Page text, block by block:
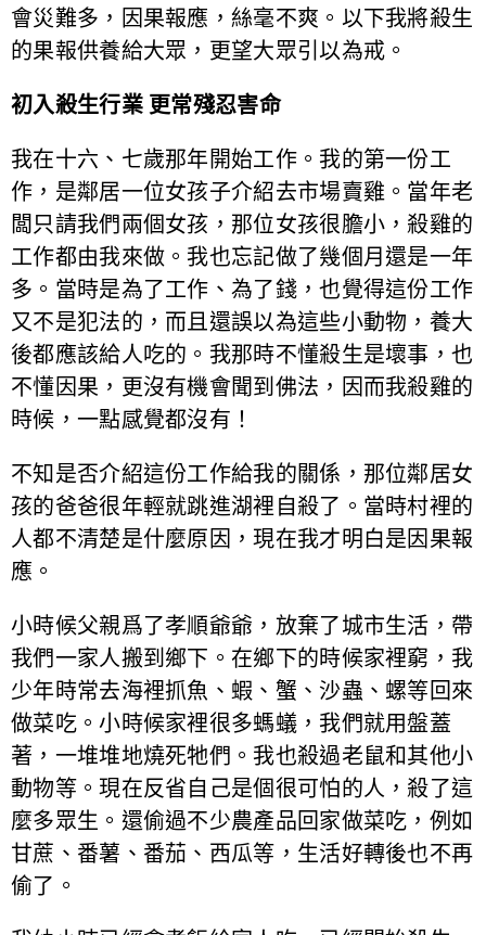
會災難多，因果報應，絲毫不爽。以下我將殺生
的果報供養給大眾，更望大眾引以為戒。
初入殺生行業 更常殘忍害命
我在十六、七歲那年開始工作。我的第一份工
作，是鄰居一位女孩子介紹去市場賣雞。當年老
闆只請我們兩個女孩，那位女孩很膽小，殺雞的
工作都由我來做。我也忘記做了幾個月還是一年
多。當時是為了工作、為了錢，也覺得這份工作
又不是犯法的，而且還誤以為這些小動物，養大
後都應該給人吃的。我那時不懂殺生是壞事，也
不懂因果，更沒有機會聞到佛法，因而我殺雞的
時候，一點感覺都沒有！
不知是否介紹這份工作給我的關係，那位鄰居女
孩的爸爸很年輕就跳進湖裡自殺了。當時村裡的
人都不清楚是什麼原因，現在我才明白是因果報
應。
小時候父親爲了孝順爺爺，放棄了城市生活，帶
我們一家人搬到鄉下。在鄉下的時候家裡窮，我
少年時常去海裡抓魚、蝦、蟹、沙蟲、螺等回來
做菜吃。小時候家裡很多螞蟻，我們就用盤蓋
著，一堆堆地燒死牠們。我也殺過老鼠和其他小
動物等。現在反省自己是個很可怕的人，殺了這
麼多眾生。還偷過不少農產品回家做菜吃，例如
甘蔗、番薯、番茄、西瓜等，生活好轉後也不再
偷了。